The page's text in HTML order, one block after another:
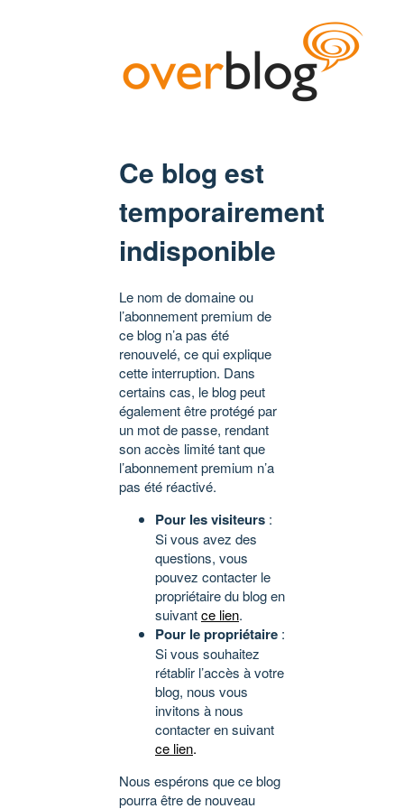
Ce blog est
temporairement
indisponible
Le nom de domaine ou
l’abonnement premium de
ce blog n’a pas été
renouvelé, ce qui explique
cette interruption. Dans
certains cas, le blog peut
également être protégé par
un mot de passe, rendant
son accès limité tant que
l’abonnement premium n’a
pas été réactivé.
Pour les visiteurs :
Si vous avez des
questions, vous
pouvez contacter le
propriétaire du blog en
suivantce lien.
Pour le propriétaire :
Si vous souhaitez
rétablir l’accès à votre
blog, nous vous
invitons à nous
contacter en suivant
ce lien.
Nous espérons que ce blog
pourra être de nouveau